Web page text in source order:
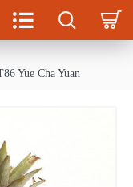
Yue Cha Yuan